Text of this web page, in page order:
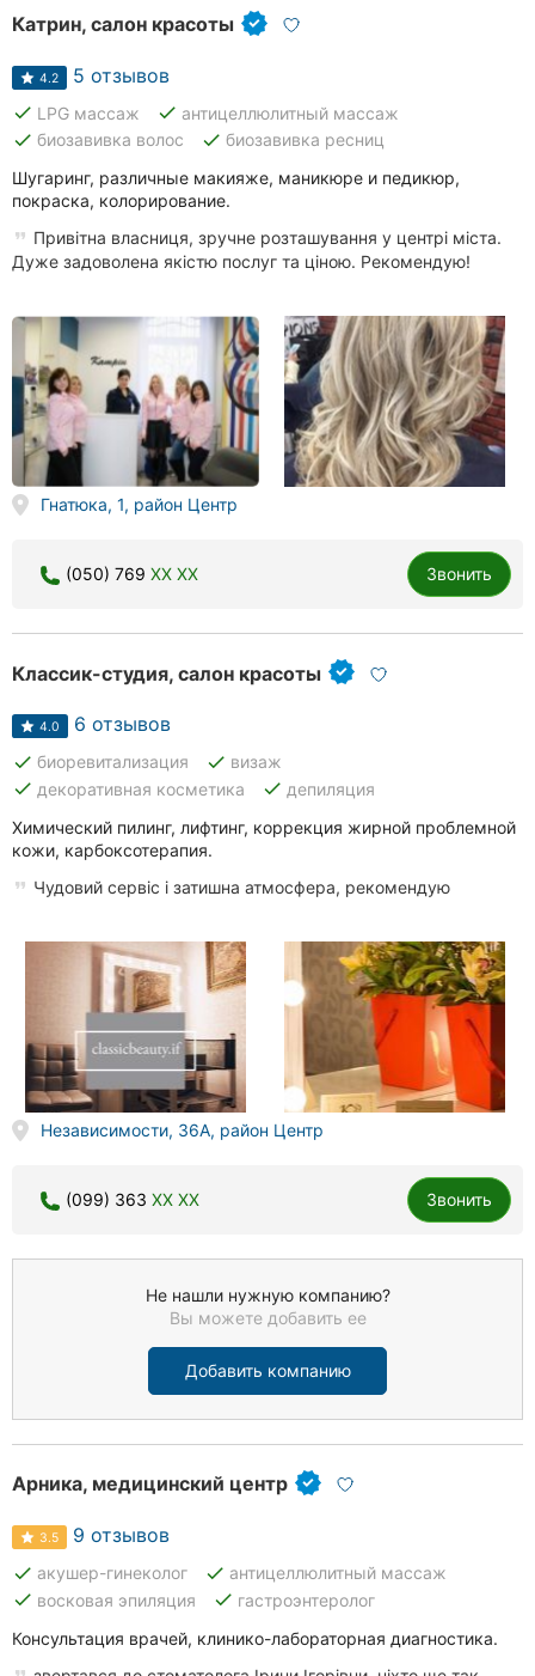
Катрин, салон красоты
4.2 5 отзывов
done LPG массаж done антицеллюлитный массаж
done биозавивка волос done биозавивка ресниц
Шугаринг, различные макияже, маникюре и педикюр,
покраска, колорирование.
Привітна власниця, зручне розташування у центрі міста.
Дуже задоволена якістю послуг та ціною. Рекомендую!
Гнатюка, 1, район Центр
(050) 769 XX XX Звонить
Классик-студия, салон красоты
4.0 6 отзывов
done биоревитализация done визаж
done декоративная косметика done депиляция
Химический пилинг, лифтинг, коррекция жирной проблемной
кожи, карбоксотерапия.
Чудовий сервіс і затишна атмосфера, рекомендую
Независимости, 36А, район Центр
(099) 363 XX XX Звонить
Не нашли нужную компанию?
Вы можете добавить ее
Добавить компанию
Арника, медицинский центр
3.5 9 отзывов
done акушер-гинеколог done антицеллюлитный массаж
done восковая эпиляция done гастроэнтеролог
Консультация врачей, клинико-лабораторная диагностика.